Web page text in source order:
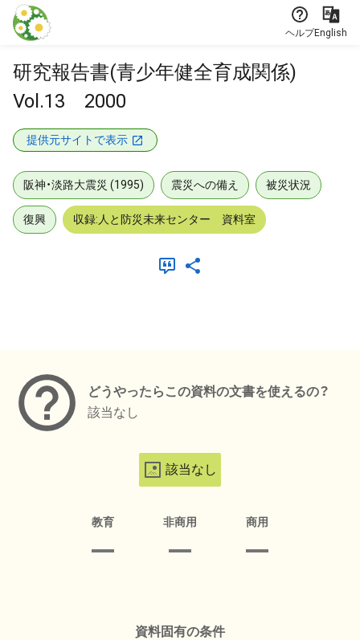
本文に飛ぶ
ヘルプEnglish
研究報告書(青少年健全育成関係)
Vol.13 2000
提供元サイトで表示
阪神・淡路大震災 (1995) 震災への備え 被災状況
復興 収録:人と防災未来センター 資料室
どうやったらこの資料の文書を使えるの？
該当なし
該当なし
教育 非商用 商用
資料固有の条件